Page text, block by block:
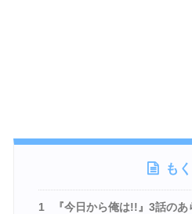
も
1
『今日から俺は!!』3話の